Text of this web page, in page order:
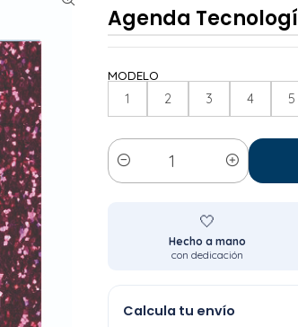
Agenda
MODELO
1 2 3 4 5
Cantidad
🤍
Hecho a mano
con dedicación
Calcula tu envío